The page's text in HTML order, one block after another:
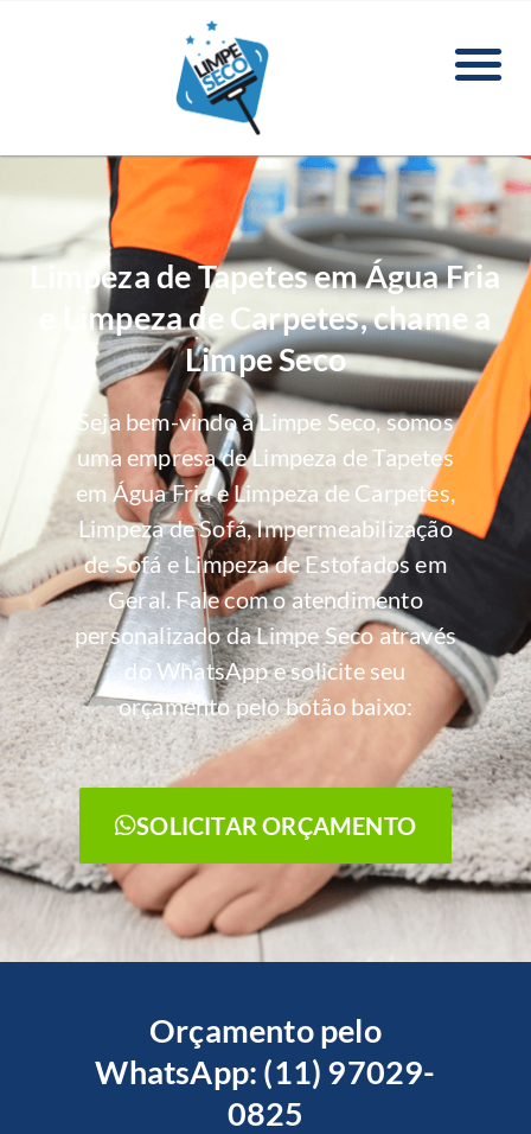
Limpeza de Tapetes em Água Fria
e Limpeza de Carpetes, chame a
Limpe Seco
Seja bem-vindo à Limpe Seco, somos
uma empresa de Limpeza de Tapetes
em Água Fria e Limpeza de Carpetes,
Limpeza de Sofá, Impermeabilização
de Sofá e Limpeza de Estofados em
Geral. Fale com o atendimento
personalizado da Limpe Seco através
do WhatsApp e solicite seu
orçamento pelo botão baixo:
SOLICITAR ORÇAMENTO
Orçamento pelo
WhatsApp: (11) 97029-
0825